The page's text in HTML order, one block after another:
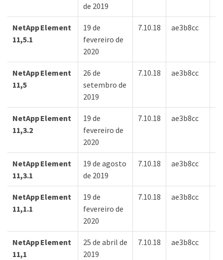
de 2019
NetApp Element
11,5.1
19 de
fevereiro de
2020
7.10.18 ae3b8cc
NetApp Element
11,5
26 de
setembro de
2019
7.10.18 ae3b8cc
NetApp Element
11,3.2
19 de
fevereiro de
2020
7.10.18 ae3b8cc
NetApp Element
11,3.1
19 de agosto
de 2019
7.10.18 ae3b8cc
NetApp Element
11,1.1
19 de
fevereiro de
2020
7.10.18 ae3b8cc
NetApp Element
11,1
25 de abril de
2019
7.10.18 ae3b8cc